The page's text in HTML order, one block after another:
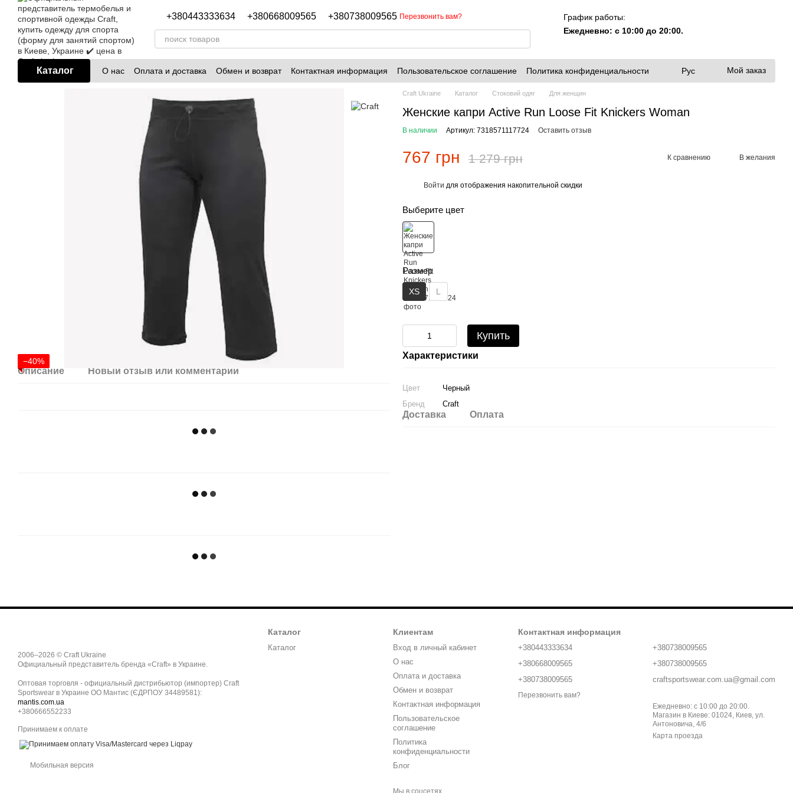
Перейти к основному контенту
+380443333634 +380668009565 +380738009565 Перезвонить вам?
График работы:
Ежедневно: с 10:00 до 20:00.
Каталог О нас Оплата и доставка Обмен и возврат Контактная информация Пользовательское соглашение
Политика конфиденциальности
Блог
Рус Мой заказ
−40%
Описание Новый отзыв или комментарий
Craft Ukraine Каталог Стоковий одяг Для женщин
Женские капри Active Run Loose Fit Knickers Woman
В наличии Артикул: 7318571117724 Оставить отзыв
767 грн 1 279 грн К сравнению В желания
Войти для отображения накопительной скидки
Выберите цвет
Размер
XS L
Купить
Характеристики
Цвет
Черный
Бренд
Craft
Доставка Оплата
2006–2026 © Craft Ukraine
Официальный представитель бренда «Craft» в Украине.
Оптовая торговля - официальный дистрибьютор (импортер) Craft
Sportswear в Украине ОО Мантис (ЄДРПОУ 34489581):
mantis.com.ua
+380666552233
Принимаем к оплате
Мобильная версия
Каталог
Каталог
Клиентам
Вход в личный кабинет
О нас
Оплата и доставка
Обмен и возврат
Контактная информация
Пользовательское
соглашение
Политика
конфиденциальности
Блог
Мы в соцсетях
Контактная информация
+380443333634
+380668009565
+380738009565
Перезвонить вам?
+380738009565
+380738009565
craftsportswear.com.ua@gmail.com
Ежедневно: с 10:00 до 20:00.
Магазин в Киеве: 01024, Киев, ул.
Антоновича, 4/6
Карта проезда